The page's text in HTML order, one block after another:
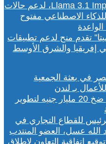
“ميتا” تقدم منح لدعم تطبيقات
إفريقيا والشرق الأوسط
ڤودافون مصر تعلن ضخ 20 مليار جنيه لتطوير